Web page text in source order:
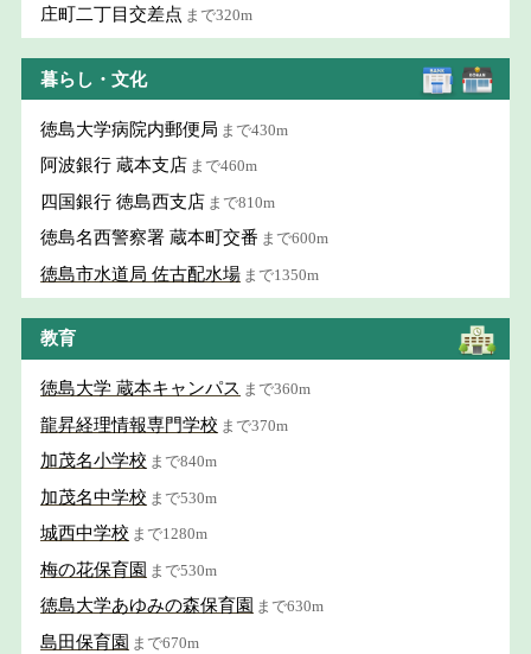
庄町二丁目交差点 まで320m
暮らし・文化
徳島大学病院内郵便局 まで430m
阿波銀行 蔵本支店 まで460m
四国銀行 徳島西支店 まで810m
徳島名西警察署 蔵本町交番 まで600m
徳島市水道局 佐古配水場 まで1350m
教育
徳島大学 蔵本キャンパス まで360m
龍昇経理情報専門学校 まで370m
加茂名小学校 まで840m
加茂名中学校 まで530m
城西中学校 まで1280m
梅の花保育園 まで530m
徳島大学あゆみの森保育園 まで630m
島田保育園 まで670m